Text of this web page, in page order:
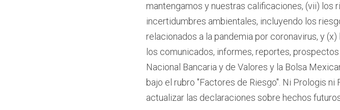
mantengamos y nuestras calificaciones, (vii) los
incertidumbres ambientales, incluyendo los
relacionados a la pandemia por coronavirus, y
los comunicados, informes, reportes,
Nacional Bancaria y de Valores y la Bolsa
bajo el rubro "Factores de Riesgo". Ni Prologis
actualizar las declaraciones sobre hechos